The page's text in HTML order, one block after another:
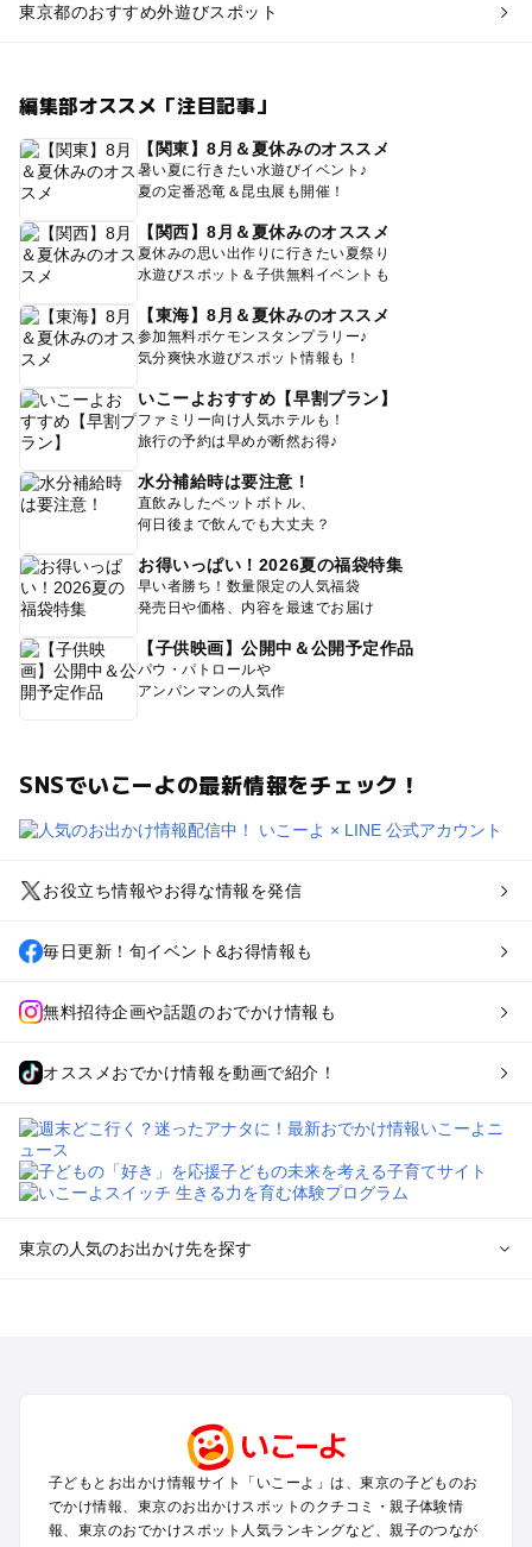
東京都のおすすめ外遊びスポット
編集部オススメ「注目記事」
【関東】8月＆夏休みのオススメ
暑い夏に行きたい水遊びイベント♪
夏の定番恐竜＆昆虫展も開催！
【関西】8月＆夏休みのオススメ
夏休みの思い出作りに行きたい夏祭り
水遊びスポット＆子供無料イベントも
【東海】8月＆夏休みのオススメ
参加無料ポケモンスタンプラリー♪
気分爽快水遊びスポット情報も！
いこーよおすすめ【早割プラン】
ファミリー向け人気ホテルも！
旅行の予約は早めが断然お得♪
水分補給時は要注意！
直飲みしたペットボトル、
何日後まで飲んでも大丈夫？
お得いっぱい！2026夏の福袋特集
早い者勝ち！数量限定の人気福袋
発売日や価格、内容を最速でお届け
【子供映画】公開中＆公開予定作品
パウ・パトロールや
アンパンマンの人気作
SNSでいこーよの最新情報をチェック！
お役立ち情報やお得な情報を発信
毎日更新！旬イベント&お得情報も
無料招待企画や話題のおでかけ情報も
オススメおでかけ情報を動画で紹介！
東京の人気のお出かけ先を探す
町田・相模原・愛川・上野原のプールお出かけ
渋谷・原宿・恵比寿・中目黒・自由が丘のプールお出かけ
池袋・赤羽・王子・巣鴨・目白・石神井のプールお出かけ
新宿・高田馬場・代々木・千駄ヶ谷のプールお出かけ
子どもとお出かけ情報サイト「いこーよ」は、東京の子どものお
でかけ情報、東京のお出かけスポットのクチコミ・親子体験情
報、東京のおでかけスポット人気ランキングなど、親子のつなが